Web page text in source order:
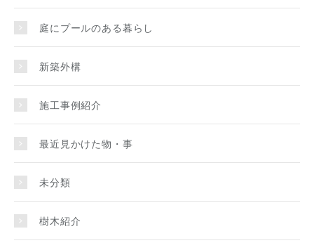
庭にプールのある暮らし
新築外構
施工事例紹介
最近見かけた物・事
未分類
樹木紹介